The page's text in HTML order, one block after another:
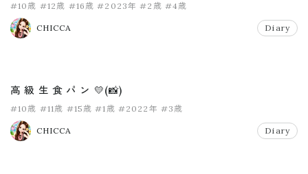
#10歳 #12歳 #16歳 #2023年 #2歳 #4歳
CHICCA Diary
高 級 生 食 パ ン 💛(📸)
#10歳 #11歳 #15歳 #1歳 #2022年 #3歳
CHICCA Diary